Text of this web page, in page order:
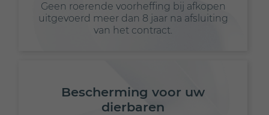
Geen roerende voorheffing bij afkopen
uitgevoerd meer dan 8 jaar na afsluiting
van het contract.
Bescherming voor uw
dierbaren